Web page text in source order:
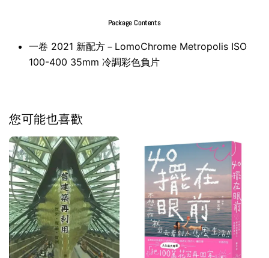
Package Contents
一卷 2021 新配方－LomoChrome Metropolis ISO
100-400 35mm 冷調彩色負片
您可能也喜歡